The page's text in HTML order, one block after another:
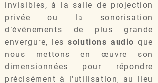
invisibles, à la salle de projection
privée ou la sonorisation
d’événements de plus grande
envergure, lessolutions audio que
nous mettons en œuvre son
dimensionnées pour répondre
précisément à l'utilisation, au lieu